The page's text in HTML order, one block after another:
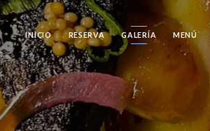
INICIO RESERVA GALERÍA MENÚ